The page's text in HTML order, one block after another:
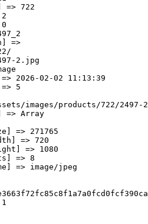
=> 722
=>
2.jpg
2026-02-02 11:13:39
5
images/products/722/2497-
=> Array
=> 271765
=> 720
=> 1080
=> 8
=> image/jpeg